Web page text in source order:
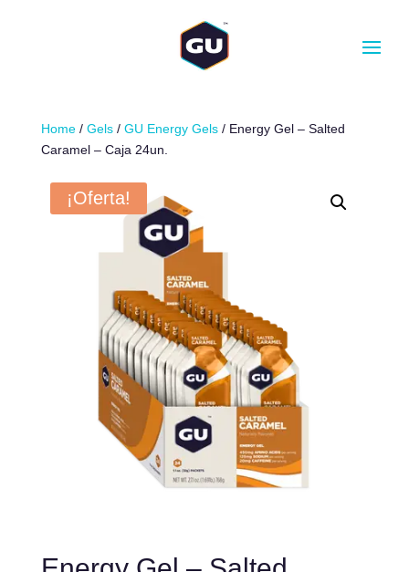
Home/ Gels/ GU Energy Gels/ Energy Gel – Salted
Caramel – Caja 24un.
¡Oferta!